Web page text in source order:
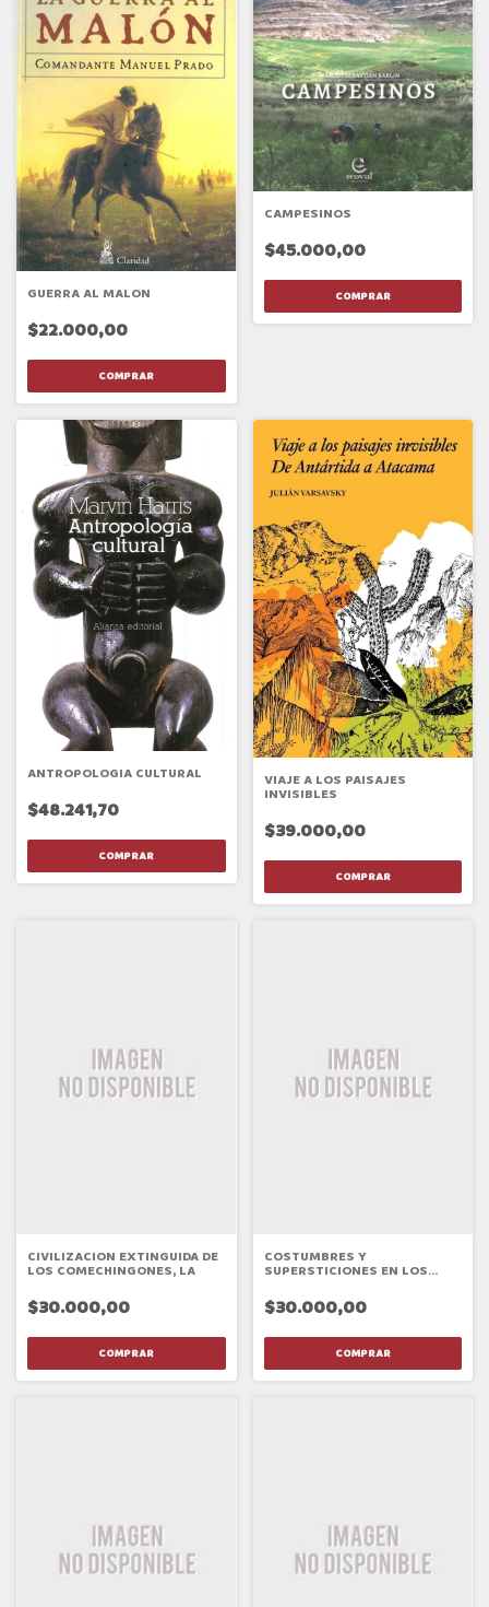
GUERRA AL MALON
$22.000,00
CAMPESINOS
$45.000,00
ANTROPOLOGIA CULTURAL
$48.241,70
VIAJE A LOS PAISAJES
INVISIBLES
$39.000,00
CIVILIZACION EXTINGUIDA DE
LOS COMECHINGONES, LA
$30.000,00
COSTUMBRES Y
SUPERSTICIONES EN LOS
$30.000,00